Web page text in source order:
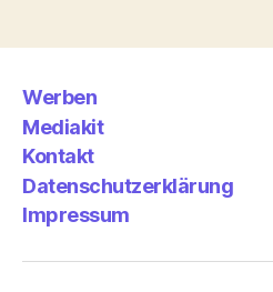
Werben
Mediakit
Kontakt
Datenschutzerklärung
Impressum